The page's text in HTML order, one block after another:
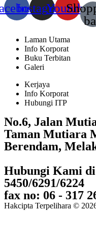
InstagramYoutube
Laman Utama
Info Korporat
Buku Terbitan
Galeri
Kerjaya
Info Korporat
Hubungi ITP
No.6, Jalan
Taman Mutiara
Berendam,
Hubungi Kami
5450/6291/6224
fax no: 06 - 317
Hakcipta Terpelihara ©